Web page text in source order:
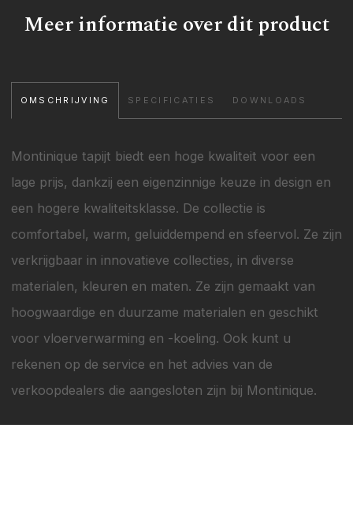
Meer informatie over dit product
OMSCHRIJVING SPECIFICATIES DOWNLOADS
Montinique tapijt biedt een hoge kwaliteit voor een
lage prijs, dankzij een eigenzinnige keuze in design en
een hogere kwaliteitsklasse. De collectie is
comfortabel, warm, geluiddempend en sfeervol. Ze zijn
verkrijgbaar in innovatieve collecties, in diverse
materialen, kleuren en maten. Ze zijn gemaakt van
hoogwaardige en duurzame materialen en geschikt
voor vloerverwarming en -koeling. Ook kunt u
rekenen op de service en het advies van de
verkoopdealers die aangesloten zijn bij Montinique.